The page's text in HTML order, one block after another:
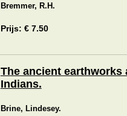
Bremmer, R.H.
Prijs: € 7.50
The ancient earthworks
Indians.
Brine, Lindesey.